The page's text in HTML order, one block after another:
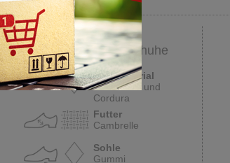
Flache Wanderschuhe
Obermaterial
Kunstleder und
Cordura
Futter
Cambrelle
Sohle
Gummi